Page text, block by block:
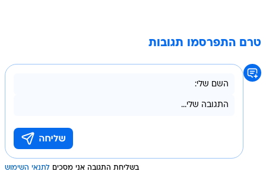
טרם התפרסמו תגובות
בשליחת התגובה אני מסכים לתנאי השימוש